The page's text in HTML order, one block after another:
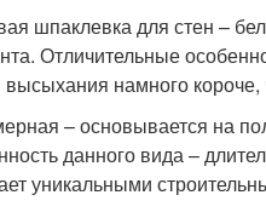
шпаклевка для стен –
Отличительные
намного короче,
– основывается на
данного вида –
уникальными